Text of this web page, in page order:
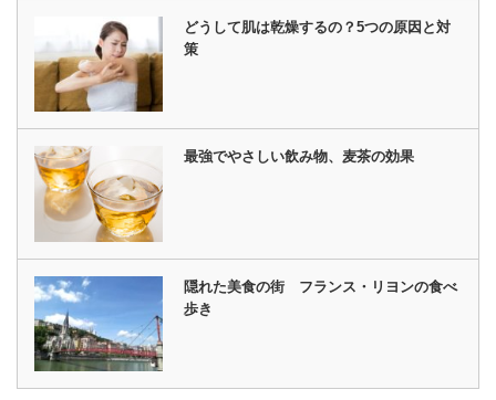
どうして肌は乾燥するの？5つの原因と対
策
最強でやさしい飲み物、麦茶の効果
隠れた美食の街 フランス・リヨンの食べ
歩き